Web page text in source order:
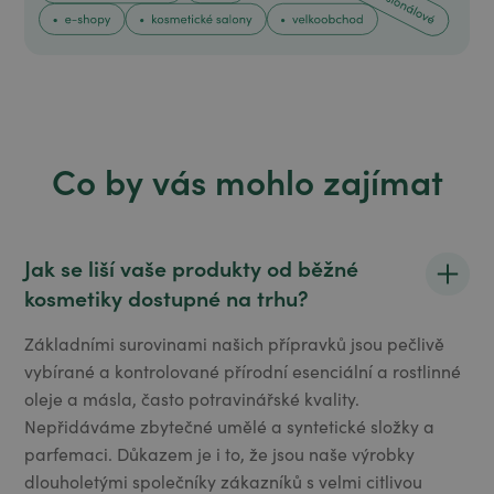
Co by vás mohlo zajímat
Jak se liší vaše produkty od běžné
kosmetiky dostupné na trhu?
Základními surovinami našich přípravků jsou pečlivě
vybírané a kontrolované přírodní esenciální a rostlinné
oleje a másla, často potravinářské kvality.
Nepřidáváme zbytečné umělé a syntetické složky a
parfemaci. Důkazem je i to, že jsou naše výrobky
dlouholetými společníky zákazníků s velmi citlivou